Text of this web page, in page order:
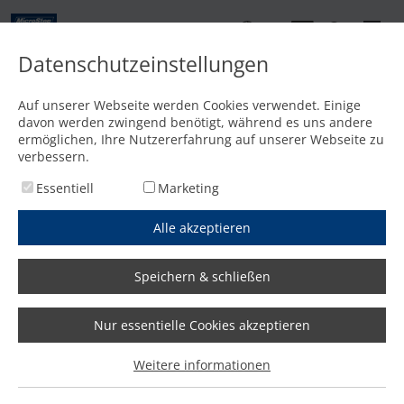
Startseite /Produktwelt/Referenzen
Referenzen
den Globus tagtäglich erfolgreich ihren Dienst. Warum
sich Kunden für ein Produkt aus unserem Hause
Datenschutzeinstellungen
Auf unserer Webseite werden Cookies verwendet. Einige
davon werden zwingend benötigt, während es uns andere
ermöglichen, Ihre Nutzererfahrung auf unserer Webseite zu
verbessern.
Essentiell
Marketing
Alle akzeptieren
Speichern & schließen
Nur essentielle Cookies akzeptieren
Weitere informationen